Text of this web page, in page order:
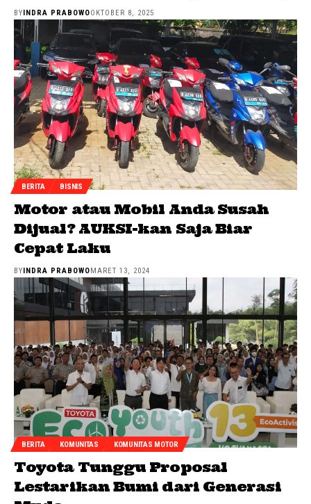
BY INDRA PRABOWOOKTOBER 8, 2025
BERITA BISNIS
Motor atau Mobil Anda Susah
Dijual? AUKSI-kan Saja Biar
Cepat Laku
BY INDRA PRABOWO MARET 13, 2024
BERITA KOMUNITAS KOMUNITAS MOTOR
Toyota Tunggu Proposal
Lestarikan Bumi dari Generasi